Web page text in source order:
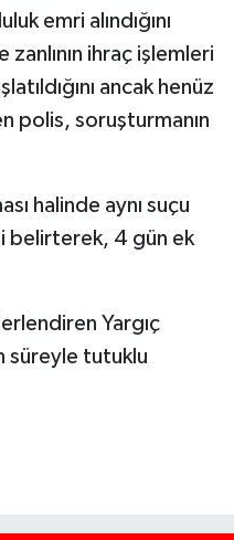
emri alındığını
ihraç işlemleri
ancak henüz
polis, soruşturmanın
halinde aynı suçu
belirterek, 4 gün ek
Yargıç
süreyle tutuklu